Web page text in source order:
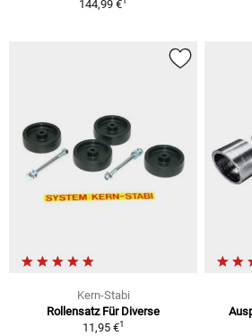
144,99 €
Kern-Stabi
Rollensatz Für Diverse
11,95 €1